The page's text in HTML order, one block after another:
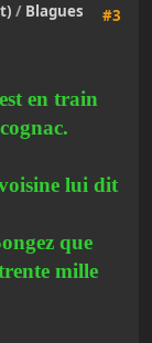
#3
/ Blagues
en train
lui dit
que
mille